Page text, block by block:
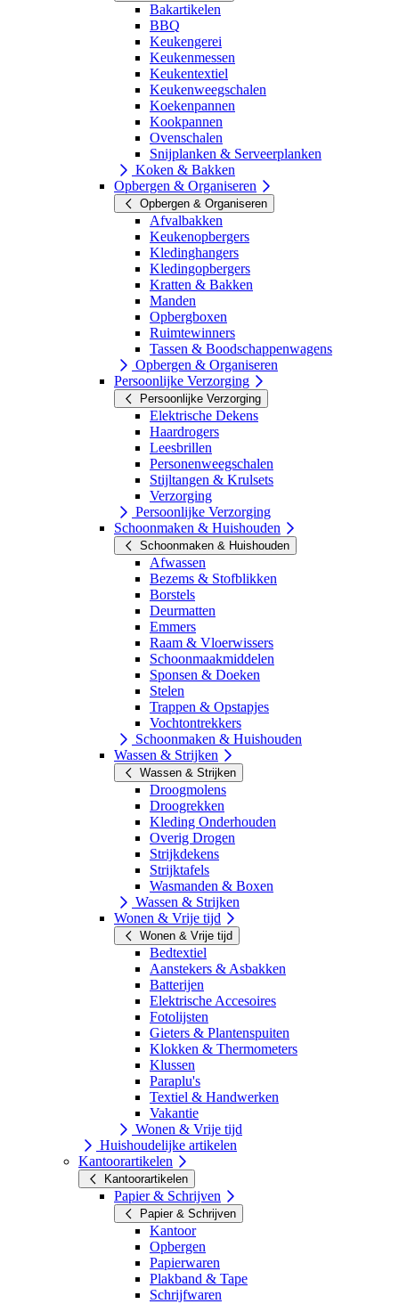
Bakartikelen
BBQ
Keukengerei
Keukenmessen
Keukentextiel
Keukenweegschalen
Koekenpannen
Kookpannen
Ovenschalen
Snijplanken & Serveerplanken
Koken & Bakken
Opbergen & Organiseren
Opbergen & Organiseren
Afvalbakken
Keukenopbergers
Kledinghangers
Kledingopbergers
Kratten & Bakken
Manden
Opbergboxen
Ruimtewinners
Tassen & Boodschappenwagens
Opbergen & Organiseren
Persoonlijke Verzorging
Persoonlijke Verzorging
Elektrische Dekens
Haardrogers
Leesbrillen
Personenweegschalen
Stijltangen & Krulsets
Verzorging
Persoonlijke Verzorging
Schoonmaken & Huishouden
Schoonmaken & Huishouden
Afwassen
Bezems & Stofblikken
Borstels
Deurmatten
Emmers
Raam & Vloerwissers
Schoonmaakmiddelen
Sponsen & Doeken
Stelen
Trappen & Opstapjes
Vochtontrekkers
Schoonmaken & Huishouden
Wassen & Strijken
Wassen & Strijken
Droogmolens
Droogrekken
Kleding Onderhouden
Overig Drogen
Strijkdekens
Strijktafels
Wasmanden & Boxen
Wassen & Strijken
Wonen & Vrije tijd
Wonen & Vrije tijd
Bedtextiel
Aanstekers & Asbakken
Batterijen
Elektrische Accesoires
Fotolijsten
Gieters & Plantenspuiten
Klokken & Thermometers
Klussen
Paraplu's
Textiel & Handwerken
Vakantie
Wonen & Vrije tijd
Huishoudelijke artikelen
Kantoorartikelen
Kantoorartikelen
Papier & Schrijven
Papier & Schrijven
Kantoor
Opbergen
Papierwaren
Plakband & Tape
Schrijfwaren